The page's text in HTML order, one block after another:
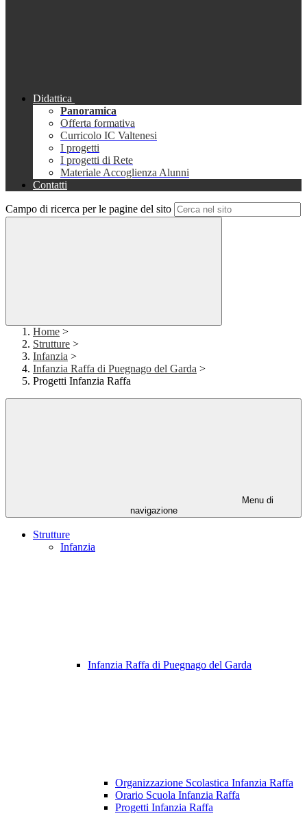
Didattica
Panoramica
Offerta formativa
Curricolo IC Valtenesi
I progetti
I progetti di Rete
Materiale Accoglienza Alunni
Contatti
Campo di ricerca per le pagine del sito
Home >
Strutture >
Infanzia >
Infanzia Raffa di Puegnago del Garda >
Progetti Infanzia Raffa
Menu di
navigazione
Strutture
Infanzia
Infanzia Raffa di Puegnago del Garda
Organizzazione Scolastica Infanzia Raffa
Orario Scuola Infanzia Raffa
Progetti Infanzia Raffa